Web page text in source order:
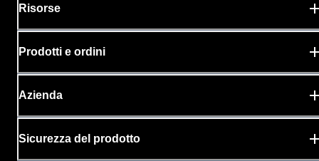
Risorse
Prodotti e ordini
Azienda
Sicurezza del prodotto